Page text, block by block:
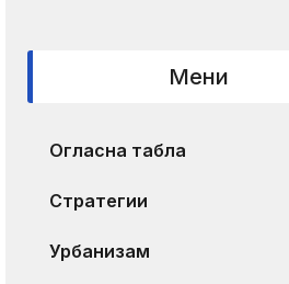
Мени
Огласна табла
Стратегии
Урбанизам